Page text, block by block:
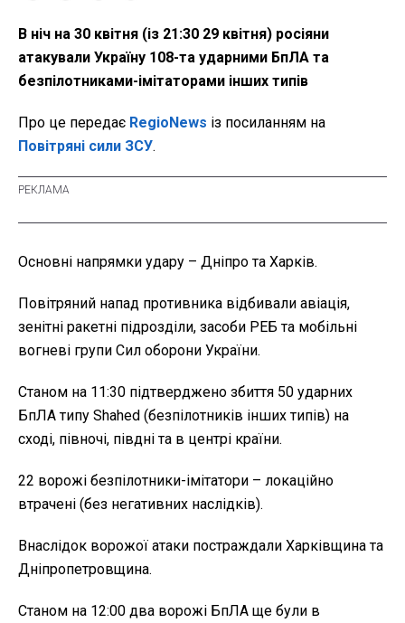
В ніч на 30 квітня (із 21:30 29 квітня) росіяни
атакували Україну 108-та ударними БпЛА та
безпілотниками-імітаторами інших типів
Про це передає RegioNews із посиланням на
Повітряні сили ЗСУ.
Основні напрямки удару – Дніпро та Харків.
Повітряний напад противника відбивали авіація,
зенітні ракетні підрозділи, засоби РЕБ та мобільні
вогневі групи Сил оборони України.
Станом на 11:30 підтверджено збиття 50 ударних
БпЛА типу Shahed (безпілотників інших типів) на
сході, півночі, півдні та в центрі країни.
22 ворожі безпілотники-імітатори – локаційно
втрачені (без негативних наслідків).
Внаслідок ворожої атаки постраждали Харківщина та
Дніпропетровщина.
Станом на 12:00 два ворожі БпЛА ще були в